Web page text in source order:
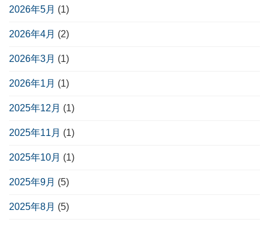
2026年5月 (1)
2026年4月 (2)
2026年3月 (1)
2026年1月 (1)
2025年12月 (1)
2025年11月 (1)
2025年10月 (1)
2025年9月 (5)
2025年8月 (5)